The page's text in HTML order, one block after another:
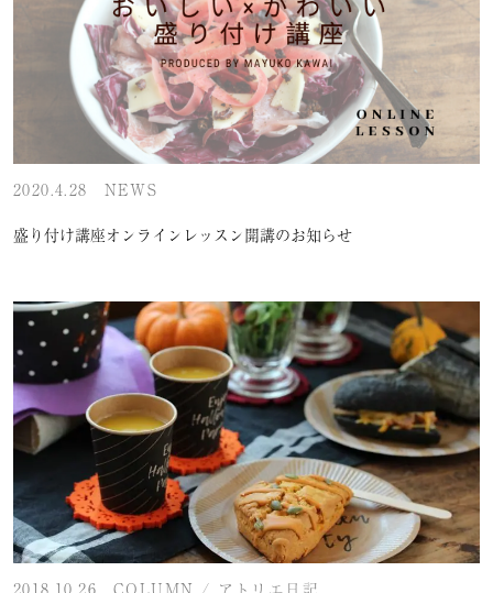
2020.4.28 NEWS
盛り付け講座オンラインレッスン開講のお知らせ